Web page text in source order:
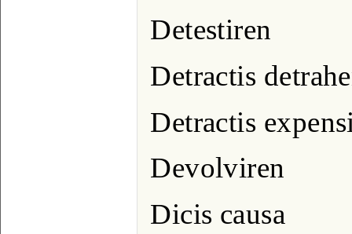
Detestiren
Detractis
Detractis
Devolviren
Dicis causa